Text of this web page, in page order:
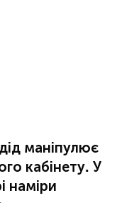
маніпулює
кабінету. У
наміри